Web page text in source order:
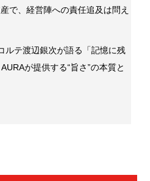
で、経営陣への責任追及は問え
ルテ渡辺銀次が語る「記憶に残
が提供する“旨さ”の本質と